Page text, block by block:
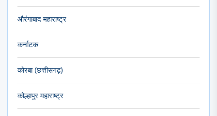
औरंगाबाद महाराष्ट्र
कर्नाटक
कोरबा (छत्तीसगढ़)
कोल्हापुर महाराष्ट्र